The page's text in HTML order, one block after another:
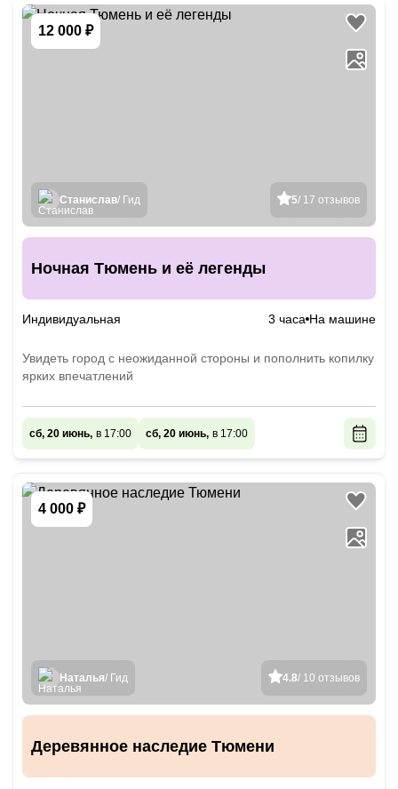
12 000 ₽
5/ 17 отзывов
Станислав/ Гид
Ночная Тюмень и её легенды
Индивидуальная 3 часа На машине
Увидеть город с неожиданной стороны и пополнить копилку
ярких впечатлений
сб, 20 июнь, в 17:00 сб, 20 июнь, в 17:00
4 000 ₽
4.8/ 10 отзывов
Наталья/ Гид
Деревянное наследие Тюмени